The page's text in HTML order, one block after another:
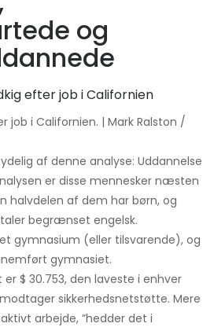
og
job i Californien. | Mark Ralston /
af denne analyse: Uddannelse
er disse mennesker næsten
halvdelen af ​​dem har børn, og
begrænset engelsk.
gymnasium (eller tilsvarende), og
gymnasiet.
$ 30.753, den laveste i enhver
sikkerhedsnetstøtte. Mere
arbejde, ”hedder det i